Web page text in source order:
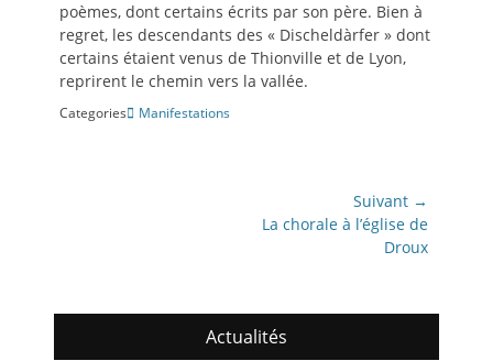
poèmes, dont certains écrits par son père. Bien à
regret, les descendants des « Discheldàrfer » dont
certains étaient venus de Thionville et de Lyon,
reprirent le chemin vers la vallée.
Categories Manifestations
Suivant →
Article
La chorale à l’église de
Droux
Actualités